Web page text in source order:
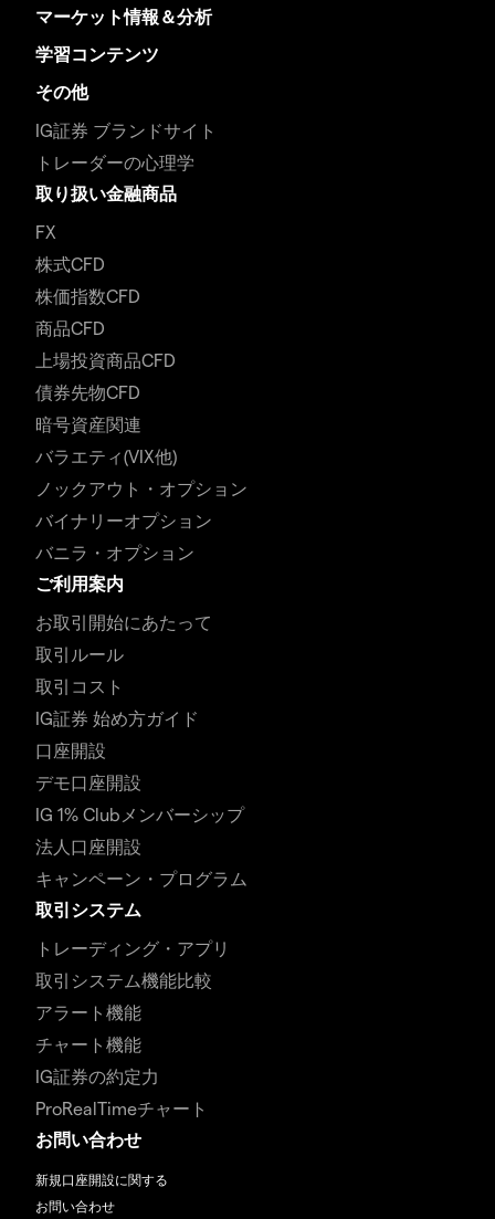
マーケット情報＆分析
学習コンテンツ
その他
IG証券 ブランドサイト
トレーダーの心理学
取り扱い金融商品
FX
株式CFD
株価指数CFD
商品CFD
上場投資商品CFD
債券先物CFD
暗号資産関連
バラエティ(VIX他)
ノックアウト・オプション
バイナリーオプション
バニラ・オプション
ご利用案内
お取引開始にあたって
取引ルール
取引コスト
IG証券 始め方ガイド
口座開設
デモ口座開設
IG 1% Clubメンバーシップ
法人口座開設
キャンペーン・プログラム
取引システム
トレーディング・アプリ
取引システム機能比較
アラート機能
チャート機能
IG証券の約定力
ProRealTimeチャート
お問い合わせ
新規口座開設に関する
お問い合わせ